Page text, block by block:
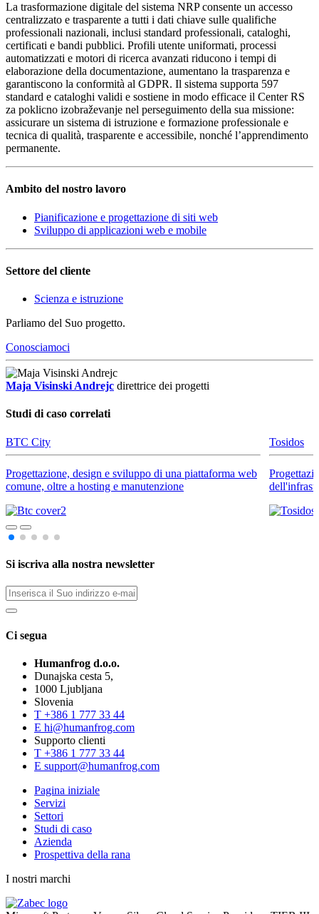
La trasformazione digitale del sistema NRP consente un accesso
centralizzato e trasparente a tutti i dati chiave sulle qualifiche
professionali nazionali, inclusi standard professionali, cataloghi,
certificati e bandi pubblici. Profili utente uniformati, processi
automatizzati e motori di ricerca avanzati riducono i tempi di
elaborazione della documentazione, aumentano la trasparenza e
garantiscono la conformità al GDPR. Il sistema supporta 597
standard e cataloghi validi e sostiene in modo efficace il Center RS
za poklicno izobraževanje nel perseguimento della sua missione:
assicurare un sistema di istruzione e formazione professionale e
tecnica di qualità, trasparente e accessibile, nonché l’apprendimento
permanente.
Ambito del nostro lavoro
Pianificazione e progettazione di siti web
Sviluppo di applicazioni web e mobile
Settore del cliente
Scienza e istruzione
Parliamo del Suo progetto.
Conosciamoci
Maja Visinski Andrejc direttrice dei progetti
Studi di caso correlati
BTC City
Progettazione, design e sviluppo di una piattaforma web
comune, oltre a hosting e manutenzione
Tosidos
Si iscriva alla nostra newsletter
Ci segua
Humanfrog d.o.o.
Dunajska cesta 5,
1000 Ljubljana
Slovenia
T +386 1 777 33 44
E hi@humanfrog.com
Supporto clienti
T +386 1 777 33 44
E support@humanfrog.com
Pagina iniziale
Servizi
Settori
Studi di caso
Azienda
Prospettiva della rana
I nostri marchi